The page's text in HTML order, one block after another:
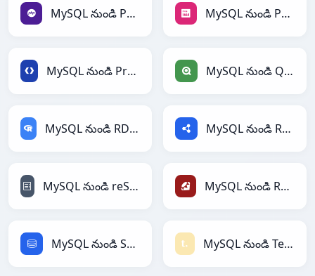
MySQL నుండి PHP MySQL నుండి PNG
MySQL నుండి Protobuf MySQL నుండి Qlik
MySQL నుండి RDataFrame MySQL నుండి RDF
MySQL నుండి reStructuredText MySQL నుండి Ruby
MySQL నుండి SQL MySQL నుండి Textile